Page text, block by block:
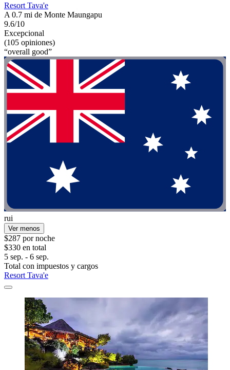
Resort Tava'e
A 0.7 mi de Monte Maungapu
9.6/10
Excepcional
(105 opiniones)
“overall good”
rui
Ver menos
$287 por noche
$330 en total
5 sep. - 6 sep.
Total con impuestos y cargos
Resort Tava'e